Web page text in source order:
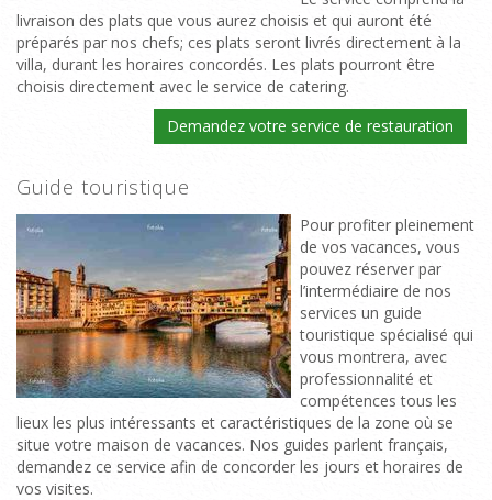
livraison des plats que vous aurez choisis et qui auront été
préparés par nos chefs; ces plats seront livrés directement à la
villa, durant les horaires concordés. Les plats pourront être
choisis directement avec le service de catering.
Demandez votre service de restauration
Guide touristique
Pour profiter pleinement
de vos vacances, vous
pouvez réserver par
l’intermédiaire de nos
services un guide
touristique spécialisé qui
vous montrera, avec
professionnalité et
compétences tous les
lieux les plus intéressants et caractéristiques de la zone où se
situe votre maison de vacances. Nos guides parlent français,
demandez ce service afin de concorder les jours et horaires de
vos visites.